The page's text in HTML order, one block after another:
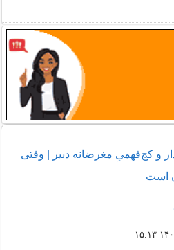
و کج‌فهمیِ مغرضانه دبیر | وقتی
است